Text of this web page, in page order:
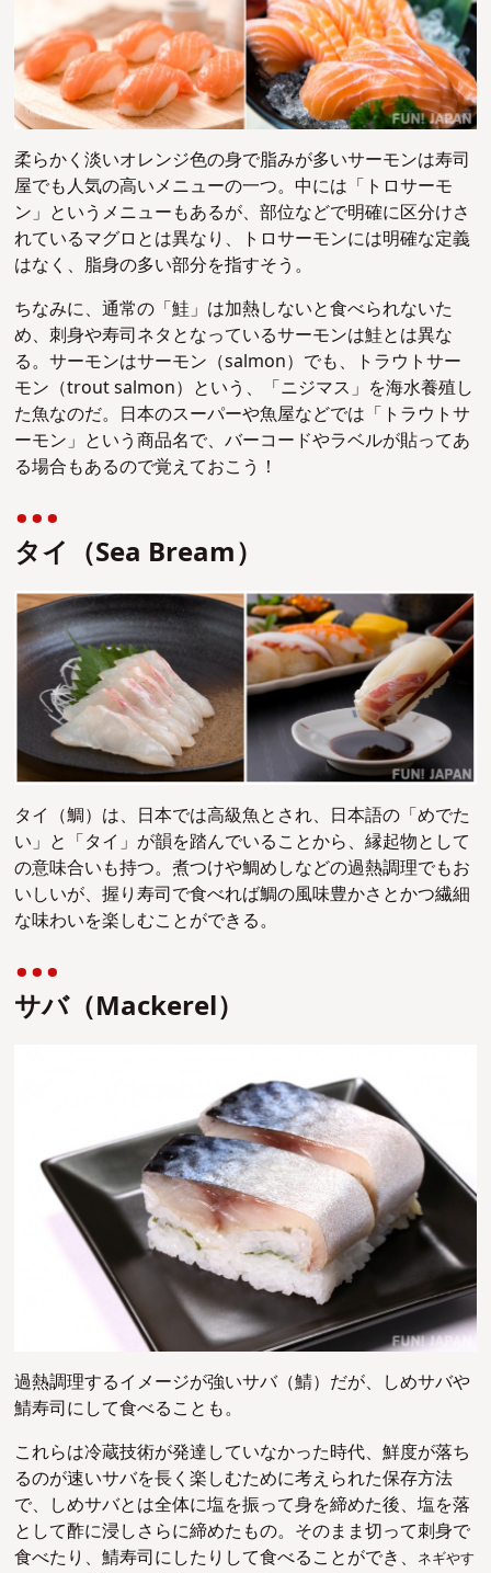
柔らかく淡いオレンジ色の身で脂みが多いサーモンは寿司
屋でも人気の高いメニューの一つ。中には「トロサーモ
ン」というメニューもあるが、部位などで明確に区分けさ
れているマグロとは異なり、トロサーモンには明確な定義
はなく、脂身の多い部分を指すそう。
ちなみに、通常の「鮭」は加熱しないと食べられないた
め、刺身や寿司ネタとなっているサーモンは鮭とは異な
る。サーモンはサーモン（salmon）でも、トラウトサー
モン（trout salmon）という、「ニジマス」を海水養殖し
た魚なのだ。日本のスーパーや魚屋などでは「トラウトサ
ーモン」という商品名で、バーコードやラベルが貼ってあ
る場合もあるので覚えておこう！
タイ（Sea Bream）
タイ（鯛）は、日本では高級魚とされ、日本語の「めでた
い」と「タイ」が韻を踏んでいることから、縁起物として
の意味合いも持つ。煮つけや鯛めしなどの過熱調理でもお
いしいが、握り寿司で食べれば鯛の風味豊かさとかつ繊細
な味わいを楽しむことができる。
サバ（Mackerel）
過熱調理するイメージが強いサバ（鯖）だが、しめサバや
鯖寿司にして食べることも。
これらは冷蔵技術が発達していなかった時代、鮮度が落ち
るのが速いサバを長く楽しむために考えられた保存方法
で、しめサバとは全体に塩を振って身を締めた後、塩を落
として酢に浸しさらに締めたもの。そのまま切って刺身で
食べたり、鯖寿司にしたりして食べることができ、 ネギやす